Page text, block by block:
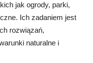
jak ogrody, parki,
Ich zadaniem jest
rozwiązań,
naturalne i